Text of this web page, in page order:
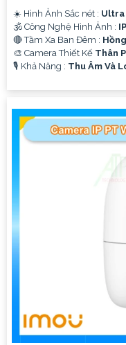
☀️ Hình Ảnh Sắc nét : Ultra
🕉️ Công Nghệ Hình Ảnh :
🔴 Tầm Xa Ban Đêm :
🎨 Camera Thiết Kế Thân
️🎙 Khả Năng : Thu Âm Và